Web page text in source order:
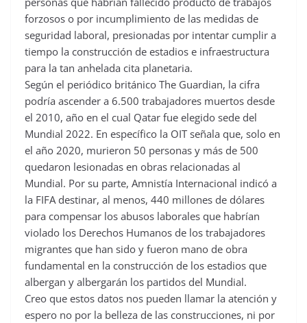
forzosos o por incumplimiento de las medidas de
seguridad laboral, presionadas por intentar cumplir a
tiempo la construcción de estadios e infraestructura
para la tan anhelada cita planetaria.
Según el periódico británico The Guardian, la cifra
podría ascender a 6.500 trabajadores muertos desde
el 2010, año en el cual Qatar fue elegido sede del
Mundial 2022. En específico la OIT señala que, solo en
el año 2020, murieron 50 personas y más de 500
quedaron lesionadas en obras relacionadas al
Mundial. Por su parte, Amnistía Internacional indicó a
la FIFA destinar, al menos, 440 millones de dólares
para compensar los abusos laborales que habrían
violado los Derechos Humanos de los trabajadores
migrantes que han sido y fueron mano de obra
fundamental en la construcción de los estadios que
albergan y albergarán los partidos del Mundial.
Creo que estos datos nos pueden llamar la atención y
espero no por la belleza de las construcciones, ni por